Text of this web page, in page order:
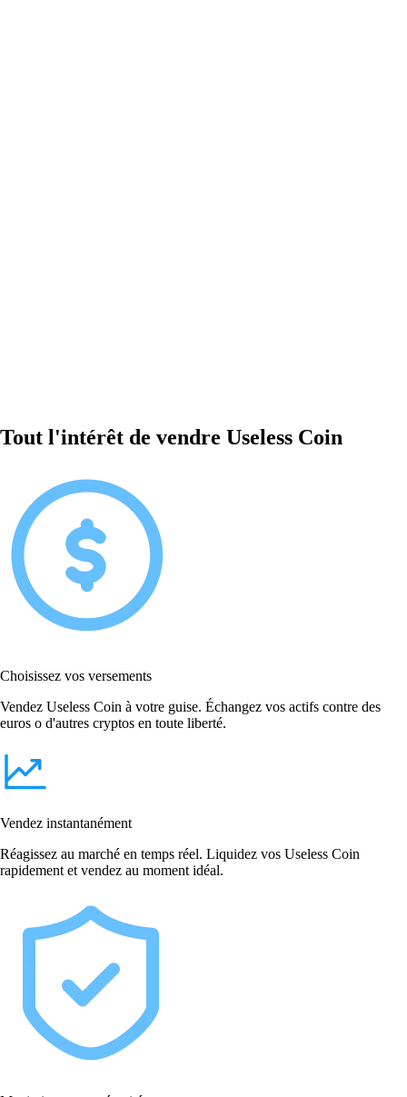
Tout l'intérêt de vendre Useless Coin
Choisissez vos versements
Vendez Useless Coin à votre guise. Échangez vos actifs contre des
euros o d'autres cryptos en toute liberté.
Vendez instantanément
Réagissez au marché en temps réel. Liquidez vos Useless Coin
rapidement et vendez au moment idéal.